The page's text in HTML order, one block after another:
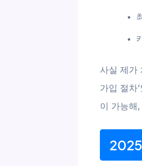
사실 제가
가입 절차
이 가능해